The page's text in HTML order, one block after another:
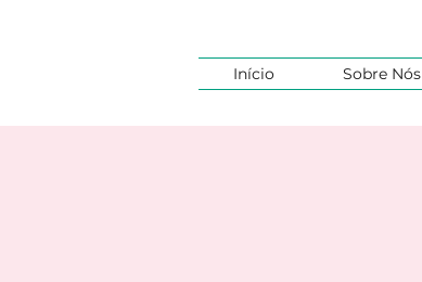
Início Sobre Nós